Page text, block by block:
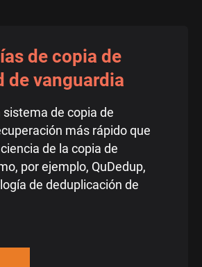
de copia de
de vanguardia
sistema de copia de
más rápido que
de la copia de
por ejemplo, QuDedup,
de deduplicación de